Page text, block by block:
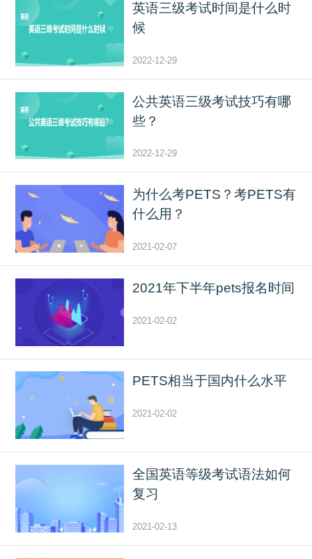
英语三级考试时间是什么时
候
2022-12-29
公共英语三级考试技巧有哪
些？
2022-12-29
为什么考PETS？考PETS有
什么用？
2021-02-07
2021年下半年pets报名时间
2021-02-02
PETS相当于国内什么水平
2021-02-02
全国英语等级考试语法如何
复习
2021-02-13